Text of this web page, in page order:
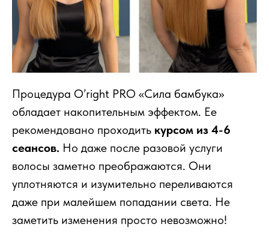
Процедура O’right PRO «Сила бамбука»
обладает накопительным эффектом. Ее
рекомендовано проходить курсом из 4-6
сеансов. Но даже после разовой услуги
волосы заметно преображаются. Они
уплотняются и изумительно переливаются
даже при малейшем попадании света. Не
заметить изменения просто невозможно!